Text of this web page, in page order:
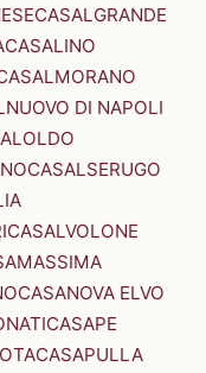
CASALGRANDE
CASALINO
DI NAPOLI
CASALSERUGO
CASALVOLONE
CASANOVA ELVO
CASAPE
CASAPULLA